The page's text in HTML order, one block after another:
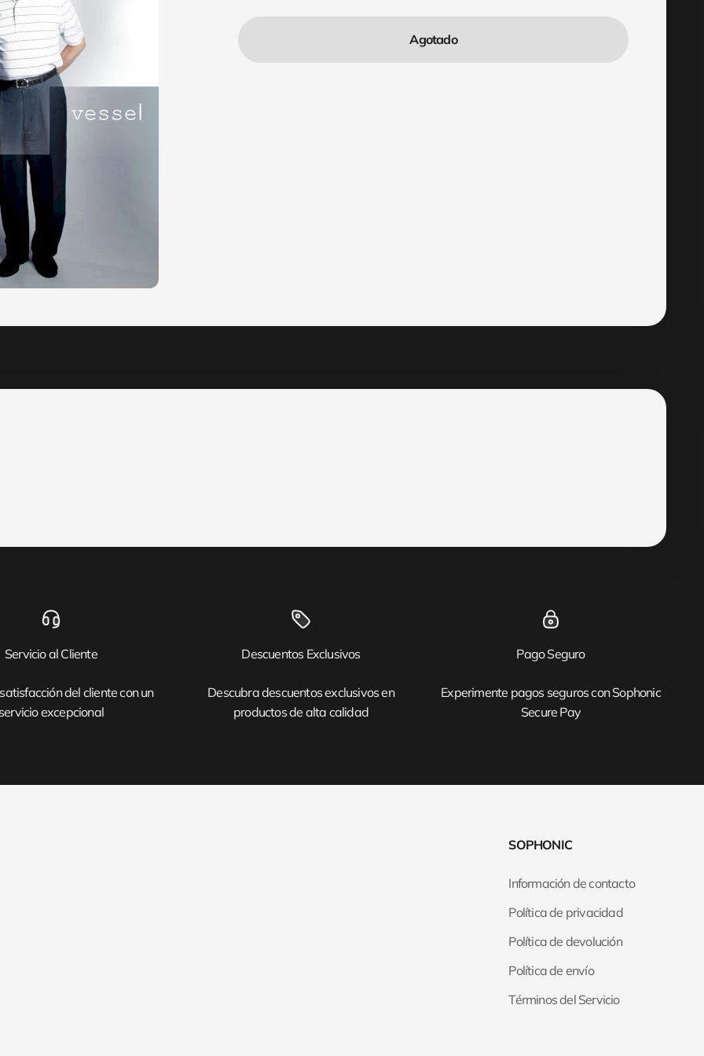
Agotado
Servicio al Cliente
del cliente con un
excepcional
Descuentos Exclusivos
Descubra descuentos exclusivos en
productos de alta calidad
Pago Seguro
Experimente pagos seguros con Sophonic
Secure Pay
SOPHONIC
Información de contacto
Política de privacidad
Política de devolución
Política de envío
Términos del Servicio